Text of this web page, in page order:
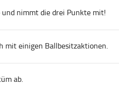
nimmt die drei Punkte mit!
mit einigen Ballbesitzaktionen.
ab.